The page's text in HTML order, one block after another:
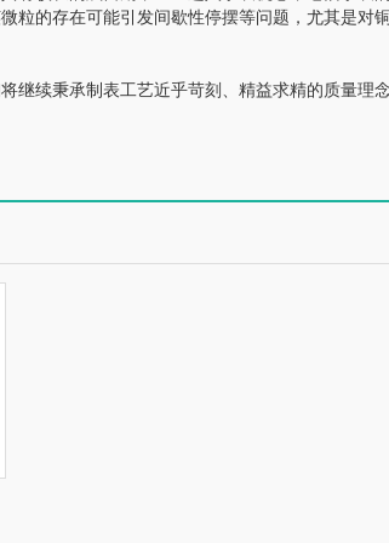
粒的存在可能引发间歇性停摆等问题，尤其是对
续秉承制表工艺近乎苛刻、精益求精的质量理